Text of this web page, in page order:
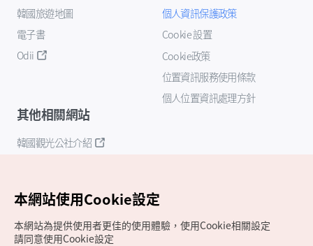
韓國旅遊地圖
電子書
Odii
個人資訊保護政策
Cookie 設置
Cookie政策
位置資訊服務使用條款
個人位置資訊處理方針
其他相關網站
韓國觀光公社介紹
本網站使用Cookie設定
本網站為提供使用者更佳的使用體驗，使用Cookie相關設定
請同意使用Cookie設定